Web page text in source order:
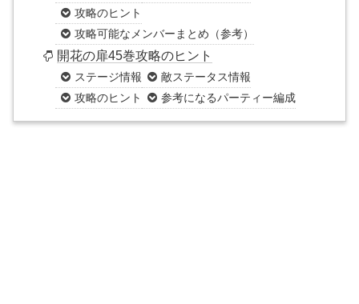
攻略のヒント
攻略可能なメンバーまとめ（参考）
開花の扉45巻攻略のヒント
ステージ情報
敵ステータス情報
攻略のヒント
参考になるパーティー編成